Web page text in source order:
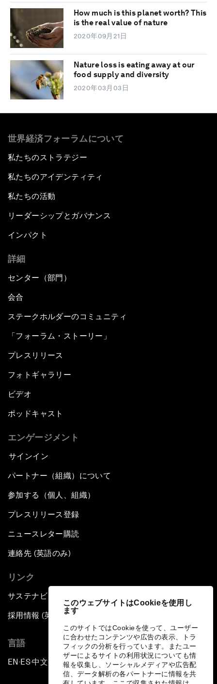
このウェブサイトはCookieを使用し
ます
このサイトではCookieを使って、ユーザー
に合わせたコンテンツや広告の表示、トラ
フィックの分析を行っています。またユー
ザーによるサイトの利用状況についても情
報を収集し、ソーシャルメディアや広告配
信、データ解析の各パートナーに情報を共
How much is this planet worth? This
is the real value of nature
2020年09月21日
Nature loss is eating away at our
food supply and diversity
2020年03月03日
世界経済フォーラムについて
私たちのストラテジー
私たちのアイデンティティ
私たちの活動
リーダーシップとガバナンス
インパクト
詳細
センター（部門）
会合
ステークホルダーのコミュニティ
「フォーラム・ストーリー」
プレスリリース
フォトギャラリー
ビデオ
ポッドキャスト
エンゲージメント
サインイン
パートナー（組織）について
参加する（個人、組織）
プレスリリース登録
ニュースレター購読
連絡先 (英語のみ)
リンク
サステナビリティへの取り組み
採用情報 (英語のみ)
言語
EN ▪ES▪中文▪ 日本語